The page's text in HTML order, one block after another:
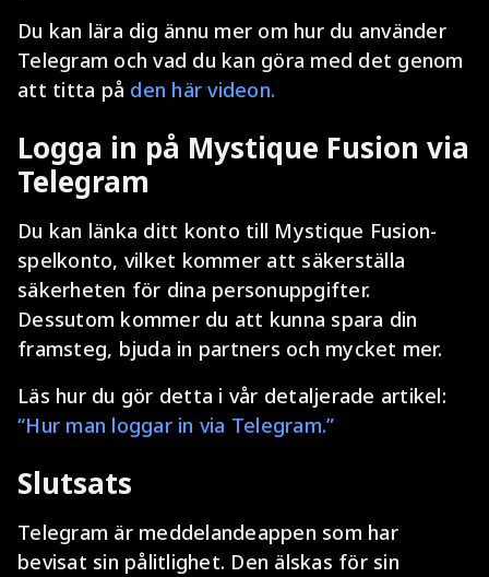
Du kan lära dig ännu mer om hur du använder
Telegram och vad du kan göra med det genom
att titta på den här videon.
Logga in på Mystique Fusion via
Telegram
Du kan länka ditt konto till Mystique Fusion-
spelkonto, vilket kommer att säkerställa
säkerheten för dina personuppgifter.
Dessutom kommer du att kunna spara din
framsteg, bjuda in partners och mycket mer.
Läs hur du gör detta i vår detaljerade artikel:
“Hur man loggar in via Telegram.”
Slutsats
Telegram är meddelandeappen som har
bevisat sin pålitlighet. Den älskas för sin